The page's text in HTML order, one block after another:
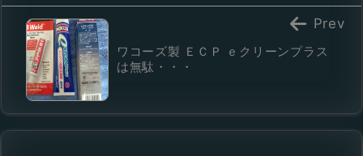
ワコーズ製 ＥＣＰ ｅクリーンプラス
は無駄・・・
Prev